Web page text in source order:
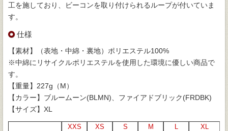
工を施しており、ビーコンを取り付けられるループが付いていま
す。
仕様
【素材】（表地・中綿・裏地）ポリエステル100%
※中綿にリサイクルポリエステルを使用した環境に優しい商品で
す。
【重量】227g（M）
【カラー】ブルームーン(BLMN)、ファイアドブリック(FRDBK)
【サイズ】XL
XXS XS S M L
XL